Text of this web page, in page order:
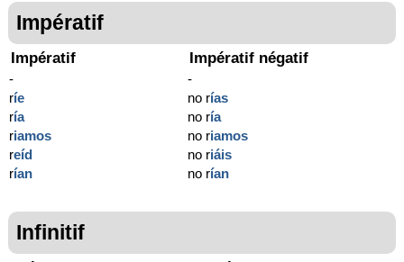
Impératif
Impératif
-
ríe
ría
riamos
reíd
rían
Impératif négatif
-
no rías
no ría
no riamos
no riáis
no rían
Infinitif